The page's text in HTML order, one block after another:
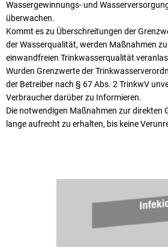
Wassergewinnungs- und
überwachen.
Kommt es zu Überschreitungen der
der Wasserqualität, werden Maßnahmen
einwandfreien Trinkwasserqualität
Wurden Grenzwerte der
der Betreiber nach § 67 Abs. 2 TrinkwV
Verbraucher darüber zu Informieren.
Die notwendigen Maßnahmen zur direkten
lange aufrecht zu erhalten, bis keine